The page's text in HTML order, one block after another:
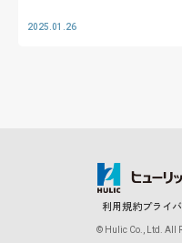
2025.01.26
利用規約プライ
© Hulic Co., Ltd. All